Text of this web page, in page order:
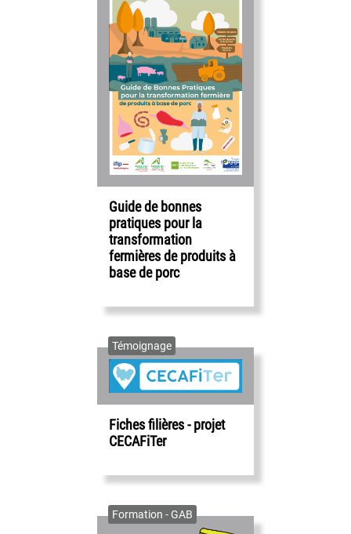
Guide de bonnes
pratiques pour la
transformation
fermières de produits à
base de porc
Témoignage
Fiches filières - projet
CECAFiTer
Formation - GAB